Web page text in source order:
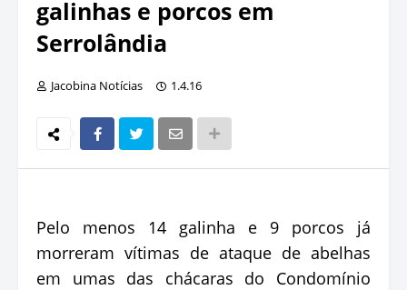
galinhas e porcos em
Serrolândia
Jacobina Notícias 1.4.16
Pelo menos 14 galinha e 9 porcos já
morreram vítimas de ataque de abelhas
em umas das chácaras do Condomínio